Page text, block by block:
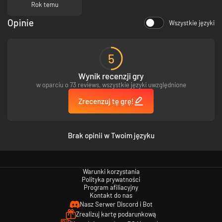
Od jakiegoś czasu
gierki i nie mogę się
nacieszyć cenami,
Rok temu
Opinie Wszystkie języki
5
Wynik recenzji gry
w oparciu o 73 reviews, wszystkie języki uwzględnione
Zrecenzuj tę grę!
Brak opinii w Twoim języku
Warunki korzystania
Polityka prywatności
Program afiliacyjny
Kontakt do nas
Nasz Serwer Discord i Bot
Zrealizuj kartę podarunkową